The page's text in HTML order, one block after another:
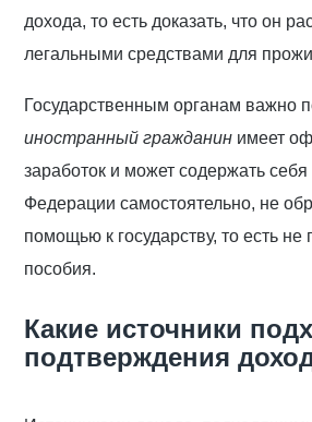
дохода, то есть доказать, что он
легальными средствами для
Государственным органам важно
иностранный гражданин имеет
заработок и может содержать себя
Федерации самостоятельно, не
помощью к государству, то есть не
пособия.
Какие источники
подтверждения